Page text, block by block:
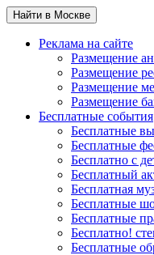
Найти в Москве
Реклама на сайте
Размещение
Размещение
Размещение
Размещение
Бесплатные события
Бесплатные
Бесплатные
Бесплатно с
Бесплатный
Бесплатная
Бесплатные
Бесплатные
Бесплатно!
Бесплатные